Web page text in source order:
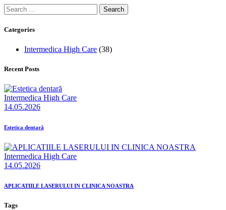
Categories
Intermedica High Care (38)
Recent Posts
Intermedica High Care
14.05.2026
Estetica dentară
Intermedica High Care
14.05.2026
APLICATIILE LASERULUI IN CLINICA NOASTRA
Tags